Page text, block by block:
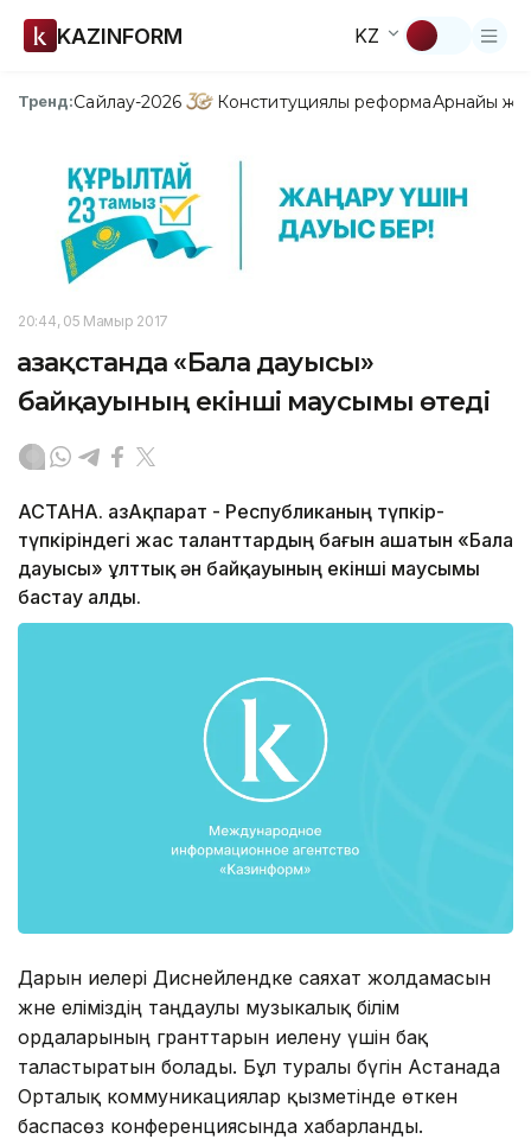
KAZINFORM KZ
Тренд:Сайлау-2026 Конституциялық реформаАрнайы
20:44, 05 Мамыр 2017
Қазақстанда «Бала дауысы»
байқауының екінші маусымы өтеді
АСТАНА. ҚазАқпарат - Республиканың түпкір-
түпкіріндегі жас таланттардың бағын ашатын «Бала
дауысы» ұлттық ән байқауының екінші маусымы
бастау алды.
Дарын иелері Диснейлендке саяхат жолдамасын
және еліміздің таңдаулы музыкалық білім
ордаларының гранттарын иелену үшін бақ
таластыратын болады. Бұл туралы бүгін Астанада
Орталық коммуникациялар қызметінде өткен
баспасөз конференциясында хабарланды.